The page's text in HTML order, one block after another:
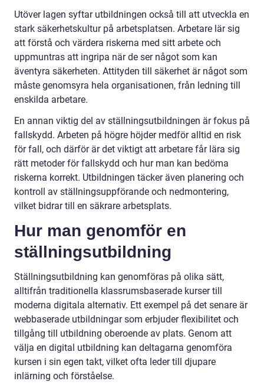
Utöver lagen syftar utbildningen också till att utveckla en
stark säkerhetskultur på arbetsplatsen. Arbetare lär sig
att förstå och värdera riskerna med sitt arbete och
uppmuntras att ingripa när de ser något som kan
äventyra säkerheten. Attityden till säkerhet är något som
måste genomsyra hela organisationen, från ledning till
enskilda arbetare.
En annan viktig del av ställningsutbildningen är fokus på
fallskydd. Arbeten på högre höjder medför alltid en risk
för fall, och därför är det viktigt att arbetare får lära sig
rätt metoder för fallskydd och hur man kan bedöma
riskerna korrekt. Utbildningen täcker även planering och
kontroll av ställningsuppförande och nedmontering,
vilket bidrar till en säkrare arbetsplats.
Hur man genomför en
ställningsutbildning
Ställningsutbildning kan genomföras på olika sätt,
alltifrån traditionella klassrumsbaserade kurser till
moderna digitala alternativ. Ett exempel på det senare är
webbaserade utbildningar som erbjuder flexibilitet och
tillgång till utbildning oberoende av plats. Genom att
välja en digital utbildning kan deltagarna genomföra
kursen i sin egen takt, vilket ofta leder till djupare
inlärning och förståelse.